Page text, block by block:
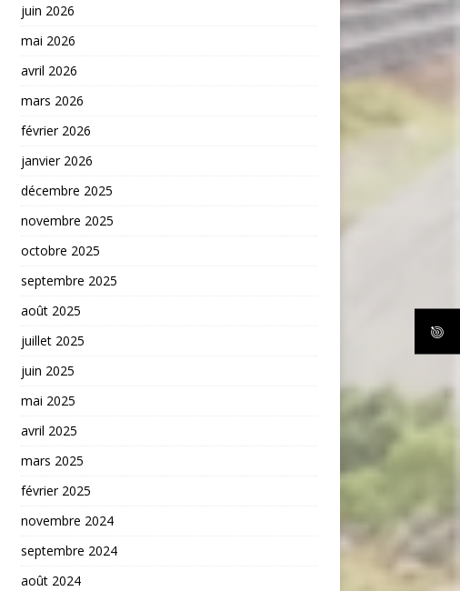
juin 2026
mai 2026
avril 2026
mars 2026
février 2026
janvier 2026
décembre 2025
novembre 2025
octobre 2025
septembre 2025
août 2025
juillet 2025
juin 2025
mai 2025
avril 2025
mars 2025
février 2025
novembre 2024
septembre 2024
août 2024